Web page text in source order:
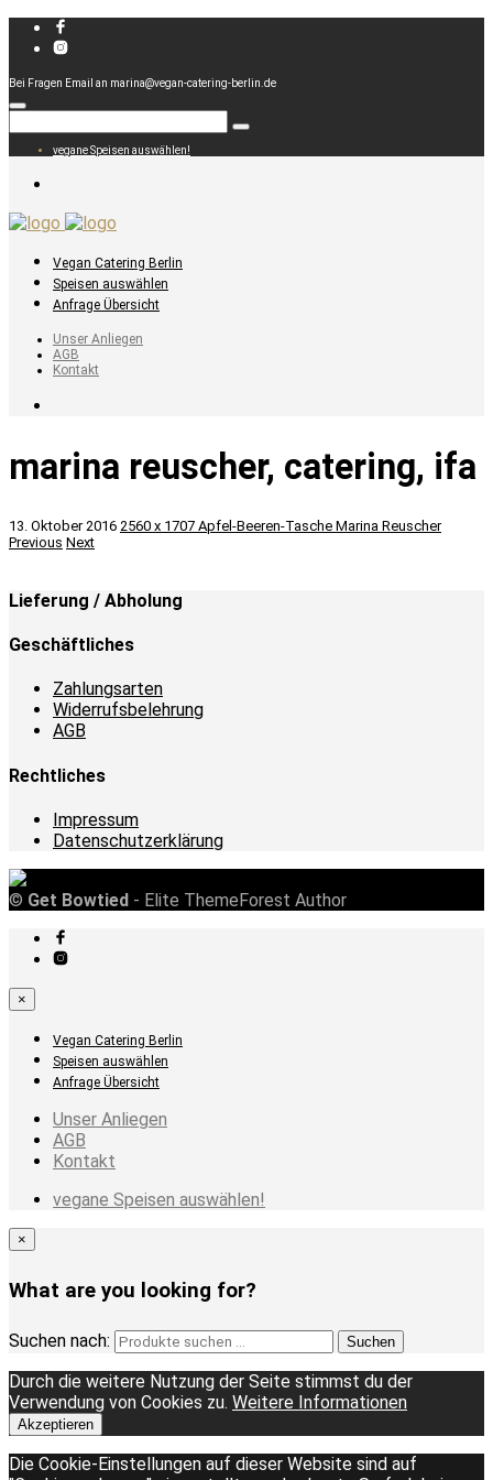
Bei Fragen Email an marina@vegan-catering-berlin.de
vegane Speisen auswählen!
Vegan Catering Berlin
Speisen auswählen
Anfrage Übersicht
Unser Anliegen
AGB
Kontakt
marina reuscher, catering, ifa
13. Oktober 2016 2560 x 1707 Apfel-Beeren-Tasche Marina Reuscher
Previous Next
Lieferung / Abholung
Geschäftliches
Zahlungsarten
Widerrufsbelehrung
AGB
Rechtliches
Impressum
Datenschutzerklärung
© Get Bowtied - Elite ThemeForest Author
×
Vegan Catering Berlin
Speisen auswählen
Anfrage Übersicht
Unser Anliegen
AGB
Kontakt
vegane Speisen auswählen!
×
What are you looking for?
Suchen nach: Suchen
Durch die weitere Nutzung der Seite stimmst du der
Verwendung von Cookies zu. Weitere Informationen
Akzeptieren
Die Cookie-Einstellungen auf dieser Website sind auf